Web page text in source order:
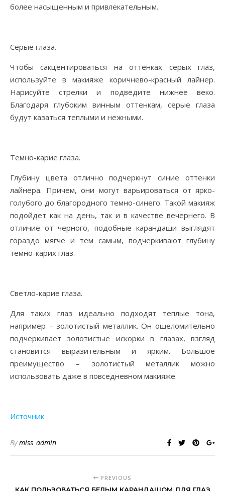
более насыщенным и привлекательным.
Серые глаза.
Чтобы сакцентироваться на оттенках серых глаз,
используйте в макияже коричнево-красный лайнер.
Нарисуйте стрелки и подведите нижнее веко.
Благодаря глубоким винным оттенкам, серые глаза
будут казаться теплыми и нежными.
Темно-карие глаза.
Глубину цвета отлично подчеркнут синие оттенки
лайнера. Причем, они могут варьироваться от ярко-
голубого до благородного темно-синего. Такой макияж
подойдет как на день, так и в качестве вечернего. В
отличие от черного, подобные карандаши выглядят
гораздо мягче и тем самым, подчеркивают глубину
темно-карих глаз.
Светло-карие глаза.
Для таких глаз идеально подходят теплые тона,
например – золотистый металлик. Он ошеломительно
подчеркивает золотистые искорки в глазах, взгляд
становится выразительным и ярким. Большое
преимущество – золотистый металлик можно
использовать даже в повседневном макияже.
Источник
Bymiss_admin
PREVIOUS